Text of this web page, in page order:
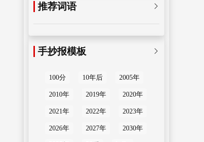

推荐词语

手抄报模板
100分 10年后 2005年
2010年 2019年 2020年
2021年 2022年 2023年
2026年 2027年 2030年